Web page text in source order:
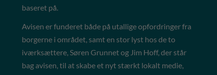
baseret på.
Avisen er funderet både på utallige opfordringer fra
borgerne i området, samt en stor lyst hos de to
iværksættere, Søren Grunnet og Jim Hoff, der står
bag avisen, til at skabe et nyt stærkt lokalt medie,